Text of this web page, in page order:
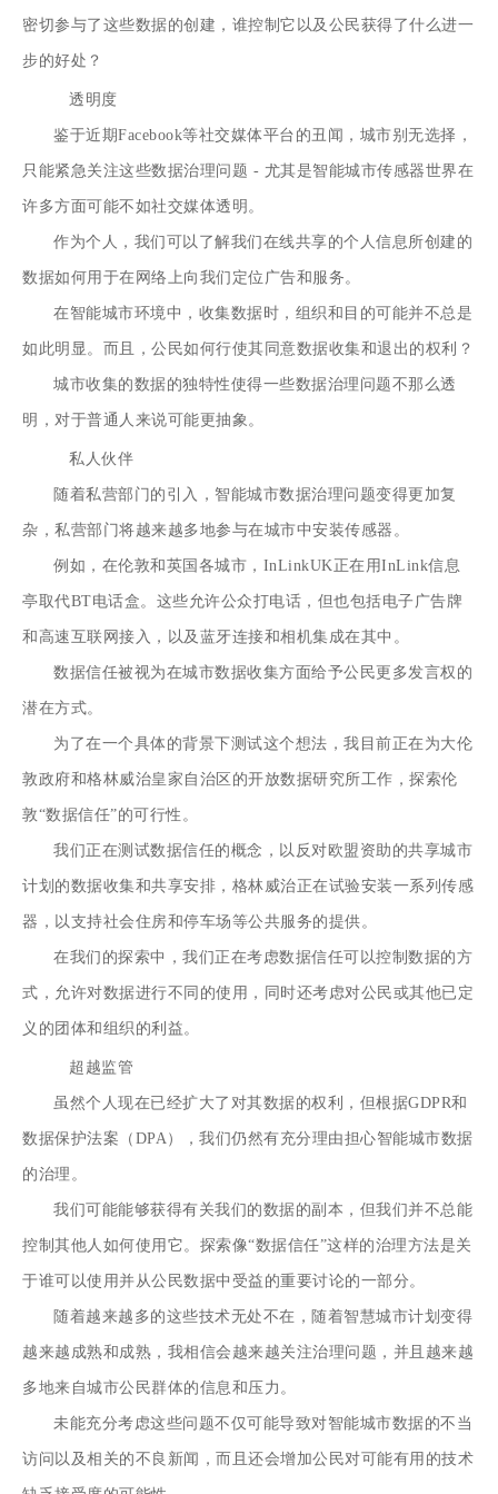
密切参与了这些数据的创建，谁控制它以及公民获得了什么进一
步的好处？
透明度
鉴于近期Facebook等社交媒体平台的丑闻，城市别无选择，
只能紧急关注这些数据治理问题 - 尤其是智能城市传感器世界在
许多方面可能不如社交媒体透明。
作为个人，我们可以了解我们在线共享的个人信息所创建的
数据如何用于在网络上向我们定位广告和服务。
在智能城市环境中，收集数据时，组织和目的可能并不总是
如此明显。而且，公民如何行使其同意数据收集和退出的权利？
城市收集的数据的独特性使得一些数据治理问题不那么透
明，对于普通人来说可能更抽象。
私人伙伴
随着私营部门的引入，智能城市数据治理问题变得更加复
杂，私营部门将越来越多地参与在城市中安装传感器。
例如，在伦敦和英国各城市， InLinkUK正在用InLink信息
亭取代BT电话盒。这些允许公众打电话，但也包括电子广告牌
和高速互联网接入，以及蓝牙连接和相机集成在其中。
数据信任被视为在城市数据收集方面给予公民更多发言权的
潜在方式。
为了在一个具体的背景下测试这个想法，我目前正在为大伦
敦政府和格林威治皇家自治区 的开放数据研究所工作，探索伦
敦“数据信任”的可行性。
我们正在测试数据信任的概念，以反对欧盟资助的共享城市
计划 的数据收集和共享安排，格林威治正在试验安装一系列传感
器，以支持社会住房和停车场等公共服务的提供。
在我们的探索中，我们正在考虑数据信任可以控制数据的方
式，允许对数据进行不同的使用，同时还考虑对公民或其他已定
义的团体和组织的利益。
超越监管
虽然个人现在已经扩大了对其数据的权利，但根据GDPR和
数据保护法案（DPA），我们仍然有充分理由担心智能城市数据
的治理。
我们可能能够获得有关我们的数据的副本，但我们并不总能
控制其他人如何使用它。探索像“数据信任”这样的治理方法是关
于谁可以使用并从公民数据中受益的重要讨论的一部分。
随着越来越多的这些技术无处不在，随着智慧城市计划变得
越来越成熟和成熟，我相信会越来越关注治理问题，并且越来越
多地来自城市公民群体的信息和压力。
未能充分考虑这些问题不仅可能导致对智能城市数据的不当
访问以及相关的不良新闻，而且还会增加公民对可能有用的技术